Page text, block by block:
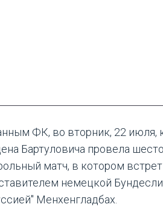
ФК, во вторник, 22 июля,
Бартуловича провела
матч, в котором
немецкой
Менхенгладбах.